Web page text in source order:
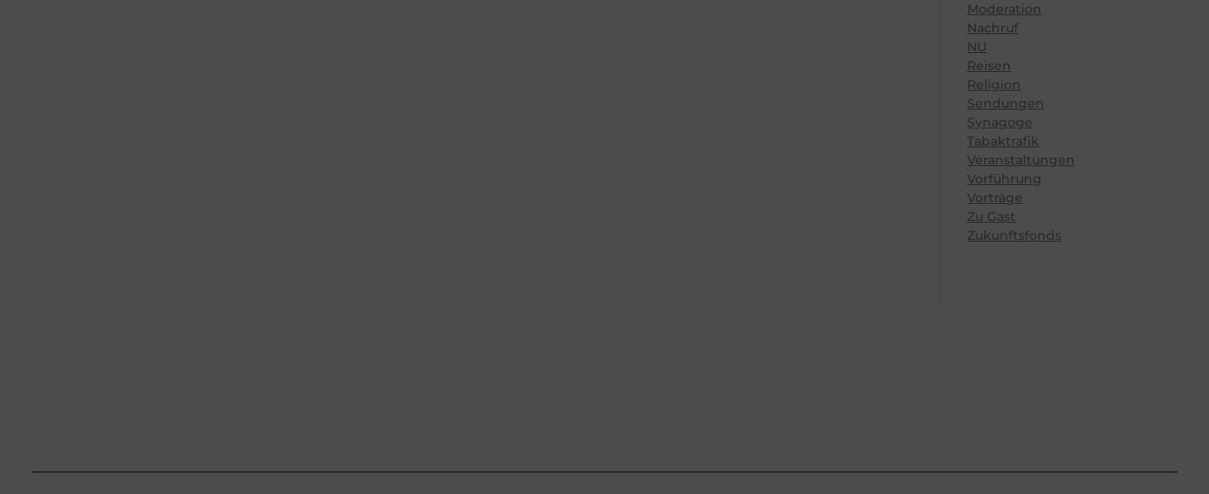
Moderation
Nachruf
NU
Reisen
Religion
Sendungen
Synagoge
Tabaktrafik
Veranstaltungen
Vorführung
Vorträge
Zu Gast
Zukunftsfonds